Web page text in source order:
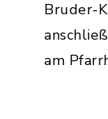
Bruder-
am